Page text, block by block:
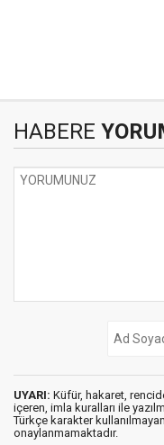
HABERE
UYARI: Küfür, hakaret,
içeren, imla kuralları ile
Türkçe karakter
onaylanmamaktadır.